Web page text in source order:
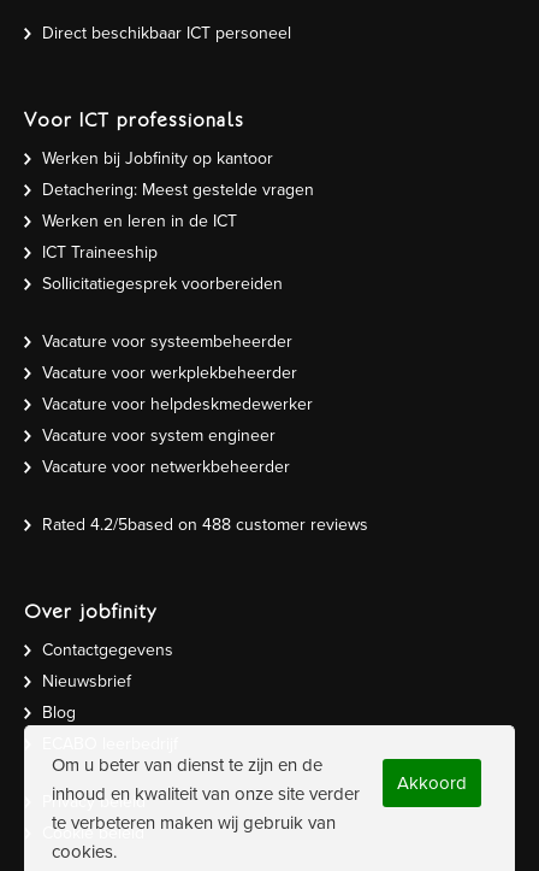
Direct beschikbaar ICT personeel
Voor ICT professionals
Werken bij Jobfinity op kantoor
Detachering: Meest gestelde vragen
Werken en leren in de ICT
ICT Traineeship
Sollicitatiegesprek voorbereiden
Vacature voor systeembeheerder
Vacature voor werkplekbeheerder
Vacature voor helpdeskmedewerker
Vacature voor system engineer
Vacature voor netwerkbeheerder
Rated 4.2/5based on 488 customer reviews
Over jobfinity
Contactgegevens
Nieuwsbrief
Blog
Privacy beleid
Cookie beleid
Om u beter van dienst te zijn en de
inhoud en kwaliteit van onze site verder
te verbeteren maken wij gebruik van
cookies.
Akkoord